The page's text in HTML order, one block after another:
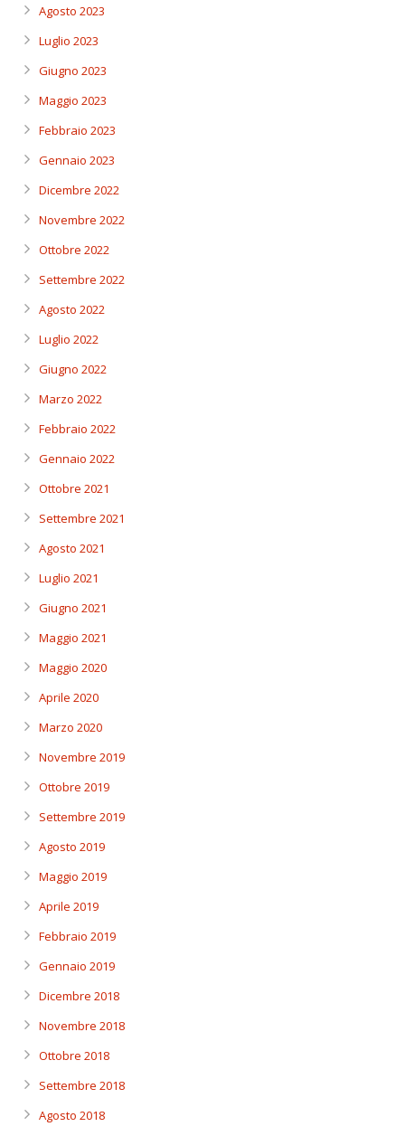
Agosto 2023
Luglio 2023
Giugno 2023
Maggio 2023
Febbraio 2023
Gennaio 2023
Dicembre 2022
Novembre 2022
Ottobre 2022
Settembre 2022
Agosto 2022
Luglio 2022
Giugno 2022
Marzo 2022
Febbraio 2022
Gennaio 2022
Ottobre 2021
Settembre 2021
Agosto 2021
Luglio 2021
Giugno 2021
Maggio 2021
Maggio 2020
Aprile 2020
Marzo 2020
Novembre 2019
Ottobre 2019
Settembre 2019
Agosto 2019
Maggio 2019
Aprile 2019
Febbraio 2019
Gennaio 2019
Dicembre 2018
Novembre 2018
Ottobre 2018
Settembre 2018
Agosto 2018